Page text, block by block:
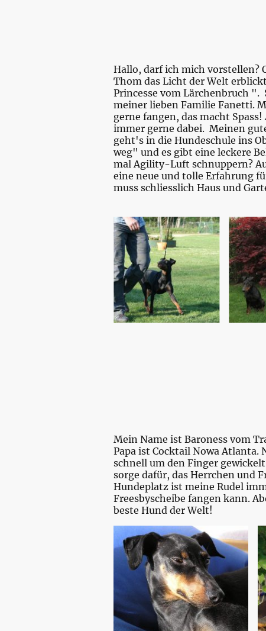
Hallo, darf ich mich vorstellen?
Thom das Licht der Welt
Princesse vom Lärchenbruch ".
meiner lieben Familie Fanetti.
gerne fangen, das macht
immer gerne dabei. Meinen
geht's in die Hundeschule ins
weg" und es gibt eine leckere
mal Agility-Luft schnuppern?
eine neue und tolle Erfahrung
muss schliesslich Haus und
Mein Name ist Baroness vom
Papa ist Cocktail Nowa Atlanta.
schnell um den Finger
sorge dafür, das Herrchen und
Hundeplatz ist meine Rudel
Freesbyscheibe fangen kann.
beste Hund der Welt!